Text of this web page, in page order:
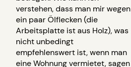
verstehen, dass man mir wegen
ein paar Ölflecken (die
Arbeitsplatte ist aus Holz), was
nicht unbedingt
empfehlenswert ist, wenn man
eine Wohnung vermietet, sagen